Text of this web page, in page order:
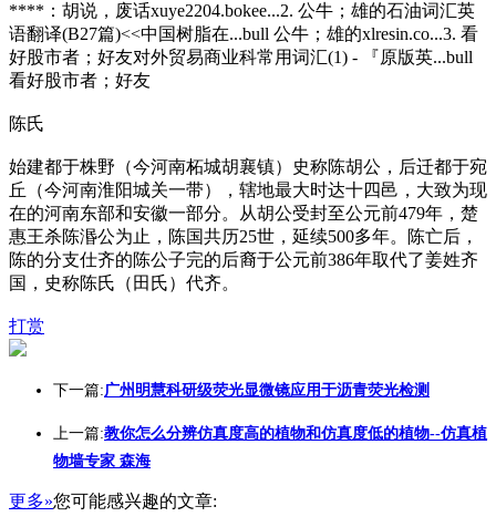
****：胡说，废话xuye2204.bokee...2. 公牛；雄的石油词汇英
语翻译(B27篇)<<中国树脂在...bull 公牛；雄的xlresin.co...3. 看
好股市者；好友对外贸易商业科常用词汇(1) - 『原版英...bull
看好股市者；好友
陈氏
始建都于株野（今河南柘城胡襄镇）史称陈胡公，后迁都于宛
丘（今河南淮阳城关一带），辖地最大时达十四邑，大致为现
在的河南东部和安徽一部分。从胡公受封至公元前479年，楚
惠王杀陈湣公为止，陈国共历25世，延续500多年。陈亡后，
陈的分支仕齐的陈公子完的后裔于公元前386年取代了姜姓齐
国，史称陈氏（田氏）代齐。
打赏
下一篇:广州明慧科研级荧光显微镜应用于沥青荧光检测
上一篇:教你怎么分辨仿真度高的植物和仿真度低的植物--仿真植
物墙专家 森海
更多»您可能感兴趣的文章: